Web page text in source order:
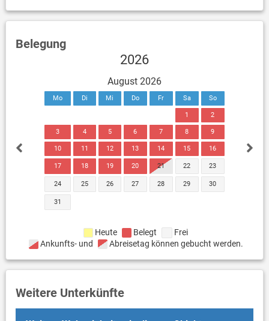
Belegung
2026
August 2026
Mo Di Mi Do Fr Sa So
1 2
3 4 5 6 7 8 9
10 11 12 13 14 15 16
17 18 19 20 21 22 23
24 25 26 27 28 29 30
31
Heute Belegt
Frei
Ankunfts- und
Abreisetag können gebucht werden.
Weitere Unterkünfte